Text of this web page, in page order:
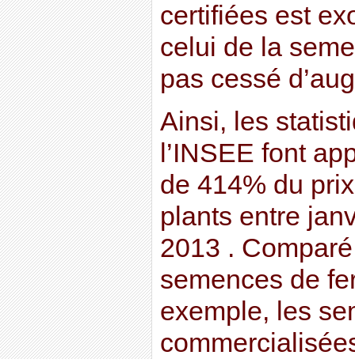
certifiées est
celui de la
pas cessé
Ainsi, les
l’INSEE font
de 414% du
plants entre
2013 .
semences de
exemple, les